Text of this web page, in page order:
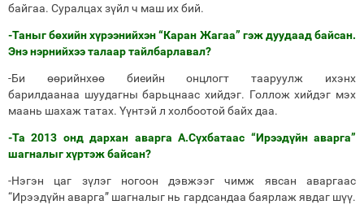
байгаа. Суралцах зүйл ч маш их бий.
-Таныг бөхийн хүрээнийхэн “Каран Жагаа” гэж дуудаад байсан.
Энэ нэрнийхээ талаар тайлбарлавал?
-Би өөрийнхөө биеийн онцлогт тааруулж ихэнх
барилдаанаа шуудагны барьцнаас хийдэг. Голлож хийдэг мэх
маань шахаж татах. Үүнтэй л холбоотой байх даа.
-Та 2013 онд дархан аварга А.Сүхбатаас “Ирээдүйн аварга”
шагналыг хүртэж байсан?
-Нэгэн цаг зүлэг ногоон дэвжээг чимж явсан аваргаас
“Ирээдүйн аварга” шагналыг нь гардсандаа баярлаж явдаг шүү.